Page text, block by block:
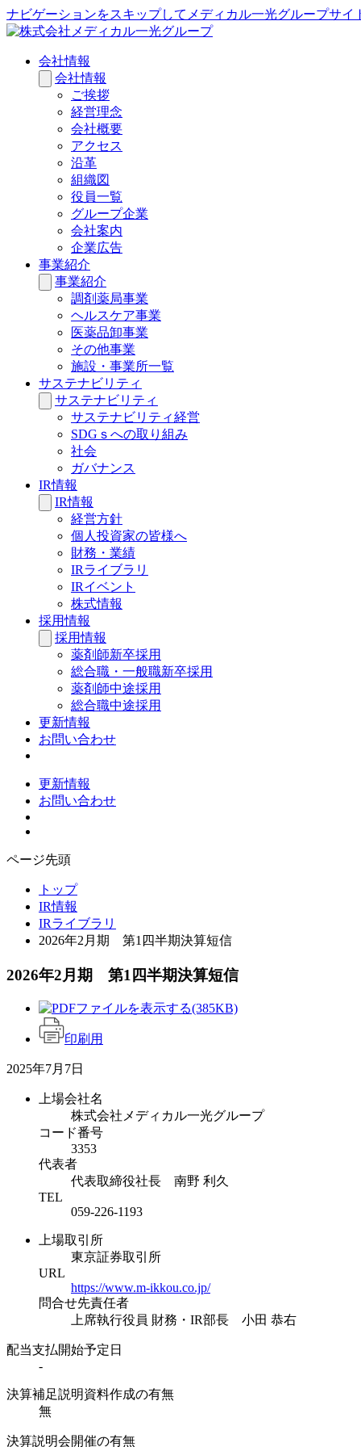
ナビゲーションをスキップしてメディカル一光グループサイ
会社情報
会社情報
ご挨拶
経営理念
会社概要
アクセス
沿革
組織図
役員一覧
グループ企業
会社案内
企業広告
事業紹介
事業紹介
調剤薬局事業
ヘルスケア事業
医薬品卸事業
その他事業
施設・事業所一覧
サステナビリティ
サステナビリティ
サステナビリティ経営
SDGｓへの取り組み
社会
ガバナンス
IR情報
IR情報
経営方針
個人投資家の皆様へ
財務・業績
IRライブラリ
IRイベント
株式情報
採用情報
採用情報
薬剤師新卒採用
総合職・一般職新卒採用
薬剤師中途採用
総合職中途採用
更新情報
お問い合わせ
更新情報
お問い合わせ
ページ先頭
トップ
IR情報
IRライブラリ
2026年2月期 第1四半期決算短信
2026年2月期 第1四半期決算短信
(385KB)
印刷用
2025年7月7日
上場会社名
株式会社メディカル一光グループ
コード番号
3353
代表者
代表取締役社長 南野 利久
TEL
059-226-1193
上場取引所
東京証券取引所
URL
https://www.m-ikkou.co.jp/
問合せ先責任者
上席執行役員 財務・IR部長 小田 恭右
配当支払開始予定日
-
決算補足説明資料作成の有無
無
決算説明会開催の有無